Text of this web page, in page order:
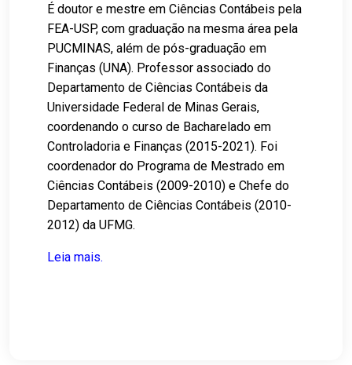
É doutor e mestre em Ciências Contábeis pela
FEA-USP, com graduação na mesma área pela
PUCMINAS, além de pós-graduação em
Finanças (UNA). Professor associado do
Departamento de Ciências Contábeis da
Universidade Federal de Minas Gerais,
coordenando o curso de Bacharelado em
Controladoria e Finanças (2015-2021). Foi
coordenador do Programa de Mestrado em
Ciências Contábeis (2009-2010) e Chefe do
Departamento de Ciências Contábeis (2010-
2012) da UFMG.
Leia mais.